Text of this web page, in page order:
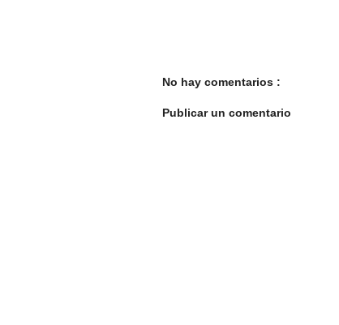
No hay comentarios :
Publicar un comentario